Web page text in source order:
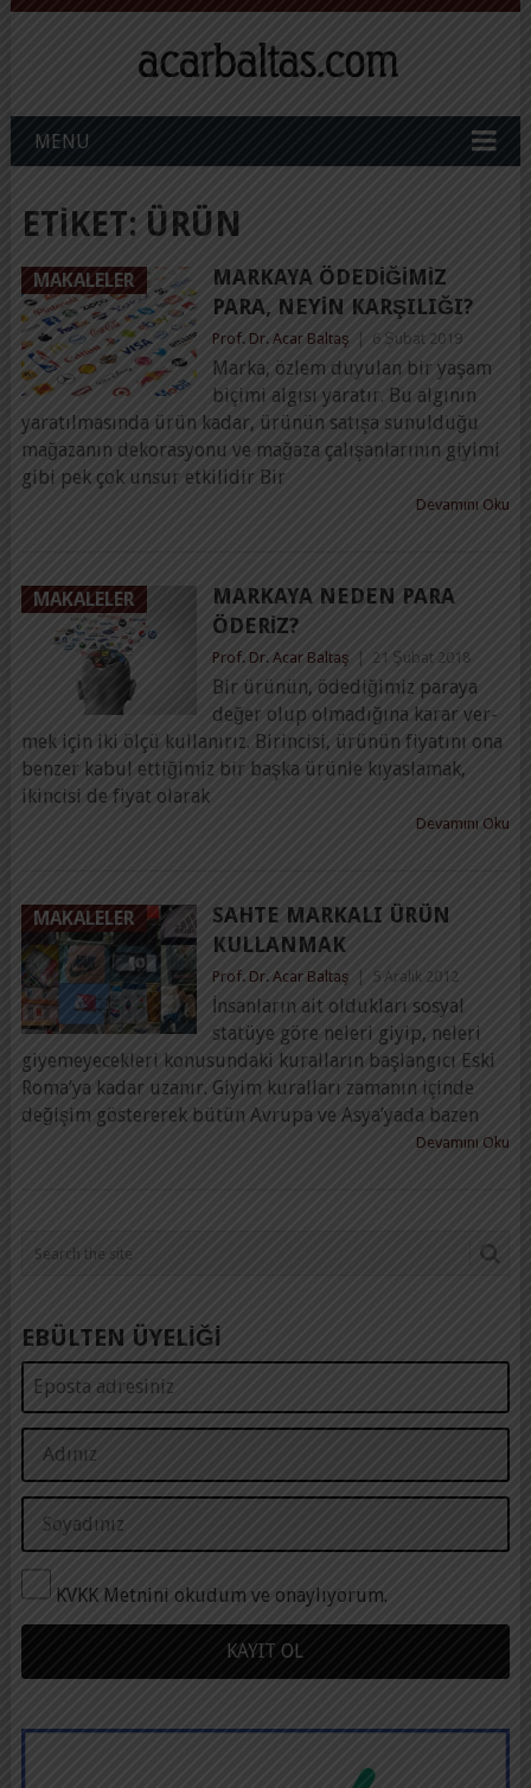
MENU
ETIKET: ÜRÜN
MAKALELER
MARKAYA ÖDEDIĞIMIZ
PARA, NEYIN KARŞILIĞI?
Prof. Dr. Acar Baltaş 6 Şubat 2019
Marka, özlem duyulan bir yaşam
biçimi algısı yaratır. Bu algının
yaratılmasında ürün kadar, ürünün satışa sunulduğu
mağazanın dekorasyonu ve mağaza çalışanlarının giyimi
gibi pek çok unsur etkilidir Bir
Devamını Oku
MAKALELER
MARKAYA NEDEN PARA
ÖDERIZ?
Prof. Dr. Acar Baltaş 21 Şubat 2018
Bir ürünün, ödediğimiz paraya
değer olup olmadığına karar ver­
mek için iki ölçü kullanırız. Birincisi, ürünün fiyatını ona
benzer kabul ettiğimiz bir başka ürünle kıyaslamak,
ikincisi de fiyat olarak
Devamını Oku
MAKALELER
SAHTE MARKALI ÜRÜN
KULLANMAK
Prof. Dr. Acar Baltaş 5 Aralık 2012
İnsanların ait oldukları sosyal
statüye göre neleri giyip, neleri
giyemeyecekleri konusundaki kuralların başlangıcı Eski
Roma’ya kadar uzanır. Giyim kuralları zamanın içinde
değişim göstererek bütün Avrupa ve Asya’yada bazen
Devamını Oku
EBÜLTEN ÜYELİĞİ
KVKK Metnini okudum ve onaylıyorum.